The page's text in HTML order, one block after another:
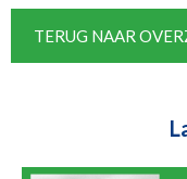
TERUG NAAR